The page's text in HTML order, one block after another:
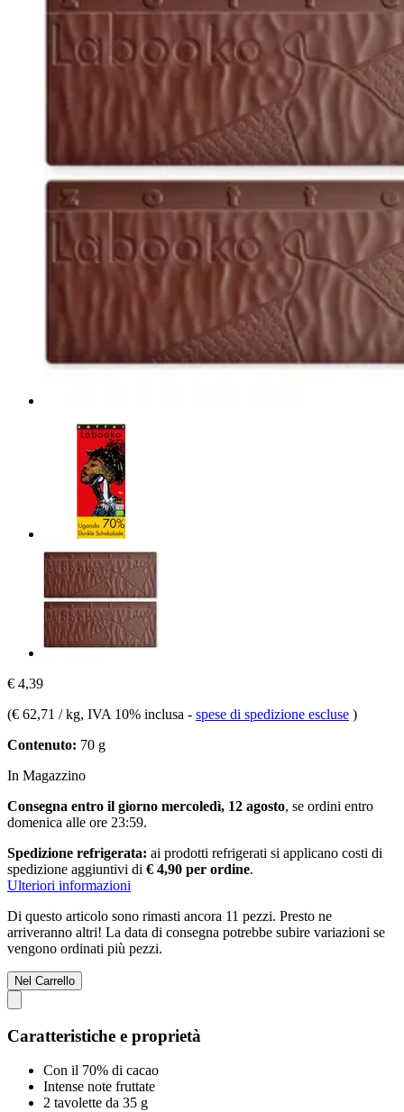
€ 4,39
(€ 62,71 / kg, IVA 10% inclusa - spese di spedizione escluse )
Contenuto: 70 g
In Magazzino
Consegna entro il giorno mercoledì, 12 agosto, se ordini entro
domenica alle ore 23:59.
Spedizione refrigerata: ai prodotti refrigerati si applicano costi di
spedizione aggiuntivi di € 4,90 per ordine.
Ulteriori informazioni
Di questo articolo sono rimasti ancora 11 pezzi. Presto ne
arriveranno altri! La data di consegna potrebbe subire variazioni se
vengono ordinati più pezzi.
Nel Carrello
Caratteristiche e proprietà
Con il 70% di cacao
Intense note fruttate
2 tavolette da 35 g